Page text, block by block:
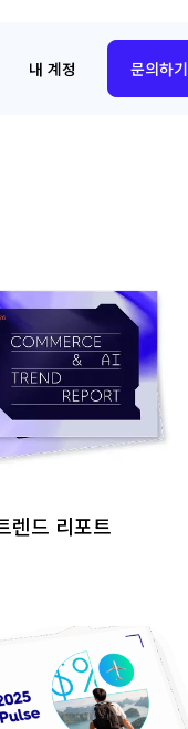
내 계정 문의하기
렌드 리포트